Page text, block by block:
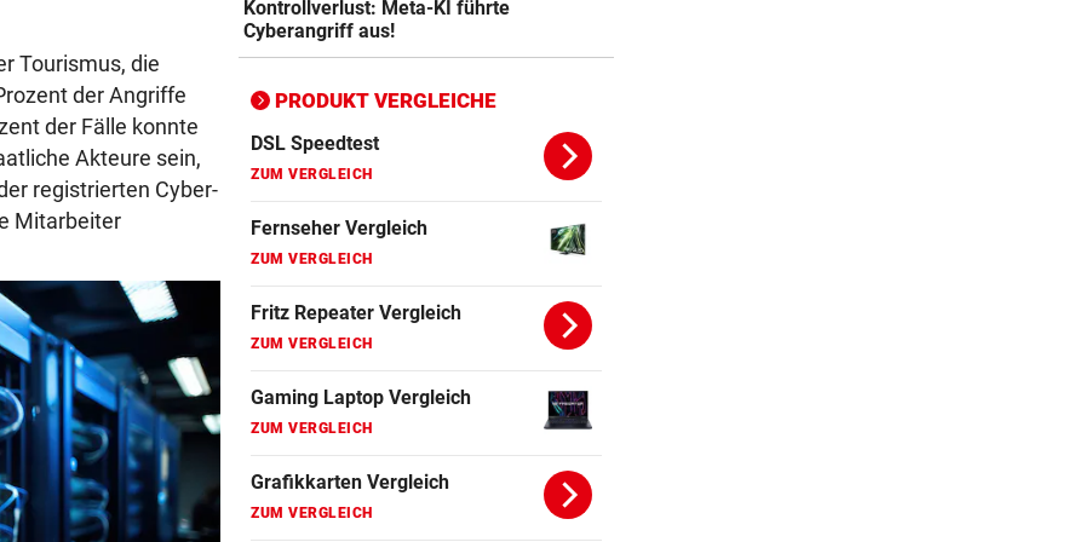
Tourismus, die
der Angriffe
der Fälle konnte
Akteure sein,
registrierten Cyber-
Mitarbeiter
Kontrollverlust: Meta-KI führte
Cyberangriff aus!
PRODUKT VERGLEICHE
ZUM VERGLEICH
Bluetooth Lautsprecher Vergleich
ZUM VERGLEICH
DSL Speedtest
ZUM VERGLEICH
Fernseher Vergleich
ZUM VERGLEICH
Fritz Repeater Vergleich
ZUM VERGLEICH
Gaming Laptop Vergleich
ZUM VERGLEICH
Grafikkarten Vergleich
ZUM VERGLEICH